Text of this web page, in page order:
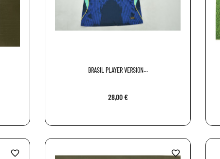
BRASIL PLAYER VERSION...
28,00 €
favorite_border favorite_border